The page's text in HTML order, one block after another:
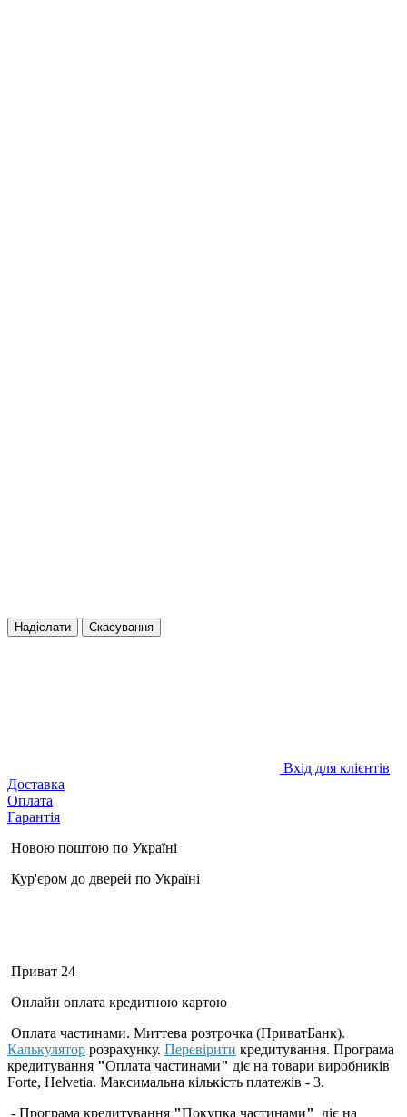
Надіслати Скасування
Вхід для клієнтів
Доставка
Оплата
Гарантія
Новою поштою по Україні
Кур'єром до дверей по Україні
Приват 24
Онлайн оплата кредитною картою
Оплата частинами. Миттева розтрочка (ПриватБанк).
Калькулятор розрахунку. Перевірити кредитування. Програма
кредитування "Оплата частинами" діє на товари виробників
Forte, Helvetia. Максимальна кількість платежів - 3.
- Програма кредитування "Покупка частинами" діє на